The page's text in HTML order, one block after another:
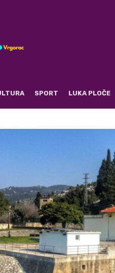
SPORT LUKA PLOČE